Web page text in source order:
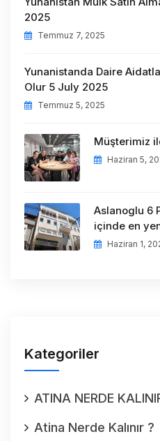
2025
Temmuz 7, 2025
Yunanistanda Daire
Olur 5 July 2025
Temmuz 5, 2025
Müşterimiz
Haziran 5,
Aslanoglu 6
içinde en
Haziran 1,
Kategoriler
ATINA NERDE
Atina Nerde Kalınır ?